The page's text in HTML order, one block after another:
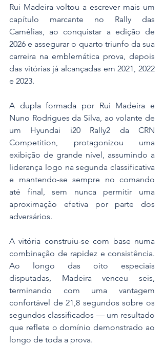
Rui Madeira voltou a escrever mais um
capítulo marcante no Rally das
Camélias, ao conquistar a edição de
2026 e assegurar o quarto triunfo da sua
carreira na emblemática prova, depois
das vitórias já alcançadas em 2021, 2022
e 2023.
A dupla formada por Rui Madeira e
Nuno Rodrigues da Silva, ao volante de
um Hyundai i20 Rally2 da CRN
Competition, protagonizou uma
exibição de grande nível, assumindo a
liderança logo na segunda classificativa
e mantendo-se sempre no comando
até final, sem nunca permitir uma
aproximação efetiva por parte dos
adversários.
A vitória construiu-se com base numa
combinação de rapidez e consistência.
Ao longo das oito especiais
disputadas, Madeira venceu seis,
terminando com uma vantagem
confortável de 21,8 segundos sobre os
segundos classificados — um resultado
que reflete o domínio demonstrado ao
longo de toda a prova.